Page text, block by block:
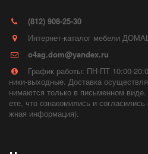
(812) 908-25-30
Интернет-каталог мебели
o4ag.dom@yandex.ru
График работы: ПН-ПТ 10:00-
ники-выходные. Доставка
нимаются только в письменном
ете, что ознакомились и
жная информация).